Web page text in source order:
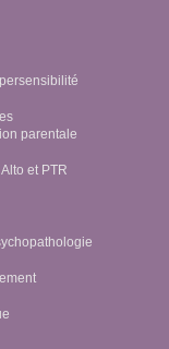
parentale
et PTR